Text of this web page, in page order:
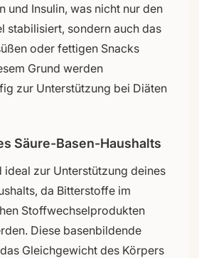
und Insulin, was nicht nur den
stabilisiert, sondern auch das
oder fettigen Snacks
Grund werden
zur Unterstützung bei Diäten
Säure-Basen-Haushalts
ideal zur Unterstützung deines
da Bitterstoffe im
Stoffwechselprodukten
Diese basenbildende
Gleichgewicht des Körpers